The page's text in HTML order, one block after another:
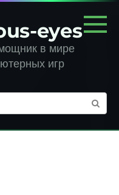
eyes
в мире
игр